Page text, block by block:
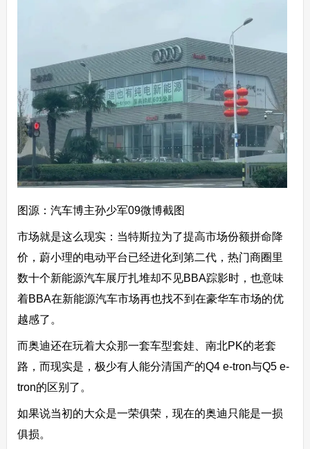
图源：汽车博主孙少军09微博截图
市场就是这么现实：当特斯拉为了提高市场份额拼命降
价，蔚小理的电动平台已经进化到第二代，热门商圈里
数十个新能源汽车展厅扎堆却不见BBA踪影时，也意味
着BBA在新能源汽车市场再也找不到在豪华车市场的优
越感了。
而奥迪还在玩着大众那一套车型套娃、南北PK的老套
路，而现实是，极少有人能分清国产的Q4 e-tron与Q5 e-
tron的区别了。
如果说当初的大众是一荣俱荣，现在的奥迪只能是一损
俱损。